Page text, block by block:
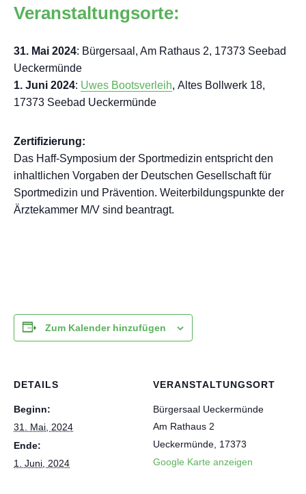
Veranstaltungsorte:
31. Mai 2024: Bürgersaal, Am Rathaus 2, 17373 Seebad
Ueckermünde
1. Juni 2024: Uwes Bootsverleih, Altes Bollwerk 18,
17373 Seebad Ueckermünde
Zertifizierung:
Das Haff-Symposium der Sportmedizin entspricht den
inhaltlichen Vorgaben der Deutschen Gesellschaft für
Sportmedizin und Prävention. Weiterbildungspunkte der
Ärztekammer M/V sind beantragt.
Zum Kalender hinzufügen
DETAILS
Beginn:
31. Mai, 2024
Ende:
1. Juni, 2024
VERANSTALTUNGSORT
Bürgersaal Ueckermünde
Am Rathaus 2
Ueckermünde 17373
Google Karte anzeigen